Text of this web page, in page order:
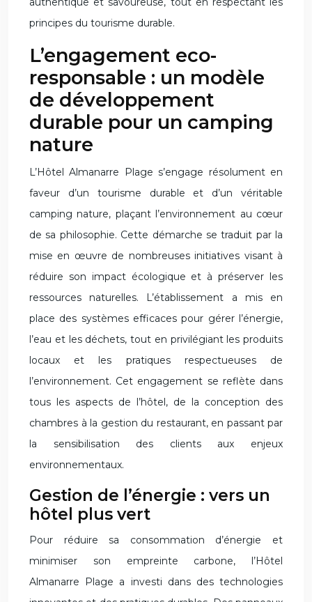
principes du tourisme durable.
L’engagement eco-
responsable : un modèle
de développement
durable pour un camping
nature
L’Hôtel Almanarre Plage s’engage résolument en
faveur d’un tourisme durable et d’un véritable
camping nature, plaçant l’environnement au cœur
de sa philosophie. Cette démarche se traduit par la
mise en œuvre de nombreuses initiatives visant à
réduire son impact écologique et à préserver les
ressources naturelles. L’établissement a mis en
place des systèmes efficaces pour gérer l’énergie,
l’eau et les déchets, tout en privilégiant les produits
locaux et les pratiques respectueuses de
l’environnement. Cet engagement se reflète dans
tous les aspects de l’hôtel, de la conception des
chambres à la gestion du restaurant, en passant par
la sensibilisation des clients aux enjeux
environnementaux.
Gestion de l’énergie : vers un
hôtel plus vert
Pour réduire sa consommation d’énergie et
minimiser son empreinte carbone, l’Hôtel
Almanarre Plage a investi dans des technologies